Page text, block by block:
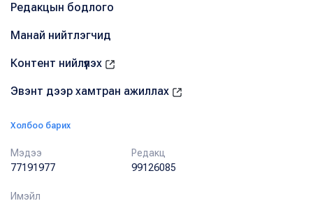
Редакцын бодлого
Манай нийтлэгчид
Контент нийлүүлэх
Эвэнт дээр хамтран ажиллах
Холбоо барих
Мэдээ
77191977
Редакц
99126085
Имэйл